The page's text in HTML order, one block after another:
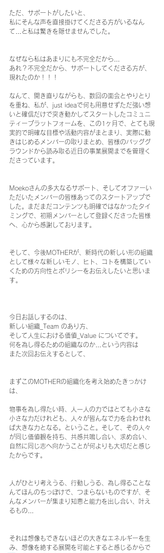
ただ、サポートがしたいと、
私にそんな声を直接掛けてくださる方がいるなん
て…と私は驚きを隠せませんでした。
なぜなら私はあまりにも不完全だから…
あれ？不完全だから、サポートしてくださる方が、
現れたのか！！！
なんて、開き直りながらも、数回の面会とやりとり
を重ね、私が、just ideaで何も用意せずただ強い想
いと確信だけで突き動かしてスタートしたコミュニ
ティープラットフォームを、この1ヶ月で、とても現
実的で明確な目標や活動内容がまとまり、実際に動
きはじめるメンバーの取りまとめ、皆様のバッググ
ラウンドから読み取る近日の事業展開までを管理く
ださっています。
Moekoさんの多大なるサポート、そしてオファーい
ただいたメンバーの皆様あってのスタートアップで
した。まだまだコンテンツも明確ではなかったタイ
ミングで、初期メンバーとして登録くださった皆様
へ、心から感謝しております。
そして、今後MOTHERが、新時代の新しい形の組織
として様々な新しいモノ、ヒト、コトを構築してい
くための方向性とポリシーをお伝えしたいと思いま
す。
今日お話しするのは、
新しい組織_Team のあり方、
そして人生における価値_Value についてです。
何を為し得るための組織なのか…という内容は
また次回お伝えするとして、
まずこのMOTHERの組織化を考え始めたきっかけ
は、
物事を為し得たい時、人一人の力ではとても小さな
小さな力だけれども、人々が皆んなで力を合わせれ
ば大きな力となる。ということ。そして、その人々
が同じ価値観を持ち、共感共鳴し合い、求め合い、
自然に同じ志へ向かうことが何よりも大切だと感じ
たからです。
人がひとり考えうる、行動しうる、為し得ることな
んてほんのちっぽけで、つまらないものですが、そ
んなメンバーが集まり知恵と能力を出し合い、叶え
るもの…
それは想像もできないほどの大きなエネルギーを生
み、想像を絶する展開を可能とすると感じるからで